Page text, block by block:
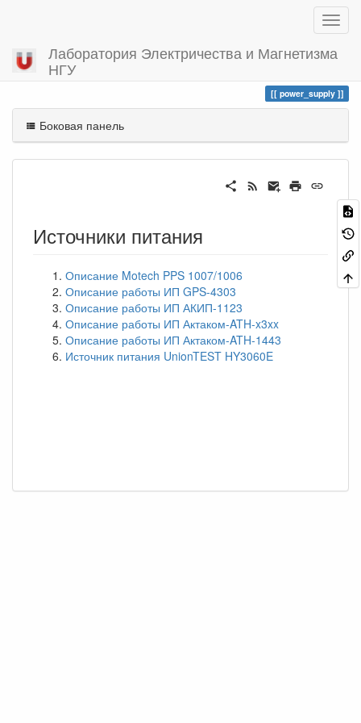
Лаборатория Электричества и Магнетизма
НГУ
Вы посетили
power_supply
Боковая панель
Источники питания
Описание Motech PPS 1007/1006
Описание работы ИП GPS-4303
Описание работы ИП АКИП-1123
Описание работы ИП Актаком-ATH-x3xx
Описание работы ИП Актаком-ATH-1443
Источник питания UnionTEST HY3060E